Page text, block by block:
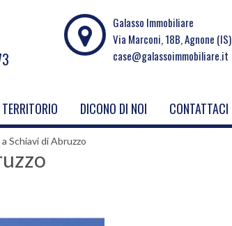
Galasso Immobiliare
Via Marconi, 18B, Agnone (IS)
case@galassoimmobiliare.it
DICONO DI NOI CONTATTACI
Schiavi di Abruzzo